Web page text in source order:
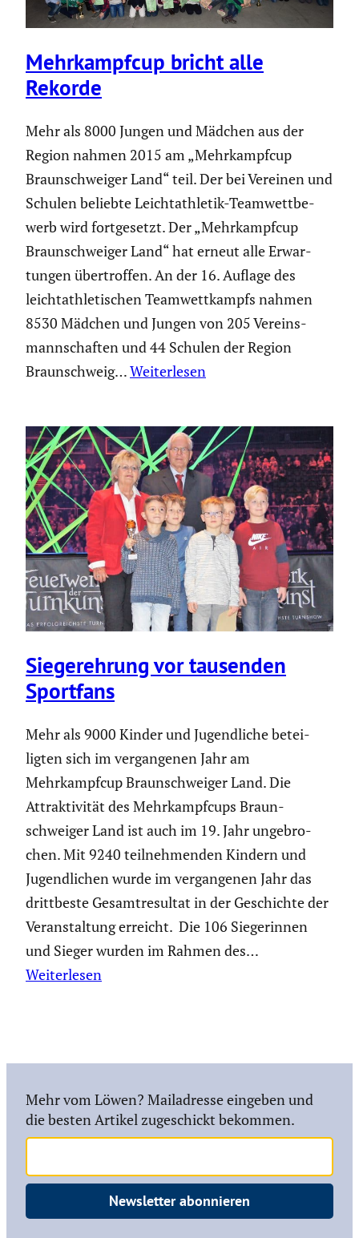
Mehrkampfcup bricht alle
Rekorde
Mehr als 8000 Jungen und Mädchen aus der
Region nahmen 2015 am „Mehrkampfcup
Braun­schweiger Land“ teil. Der bei Vereinen und
Schulen beliebte Leicht­ath­letik-Teamwett­be­
werb wird fortge­setzt. Der „Mehrkampfcup
Braun­schweiger Land“ hat erneut alle Erwar­
tungen übertroffen. An der 16. Auflage des
leicht­ath­le­ti­schen Teamwett­kampfs nahmen
8530 Mädchen und Jungen von 205 Vereins­
mann­schaften und 44 Schulen der Region
Braun­schweig…Weiterlesen
Sieger­eh­rung vor tausenden
Sportfans
Mehr als 9000 Kinder und Jugend­liche betei­
ligten sich im vergan­genen Jahr am
Mehrkampfcup Braun­schweiger Land. Die
Attrak­ti­vität des Mehrkampf­cups Braun­
schweiger Land ist auch im 19. Jahr ungebro­
chen. Mit 9240 teilneh­menden Kindern und
Jugend­li­chen wurde im vergan­genen Jahr das
dritt­beste Gesamt­re­sultat in der Geschichte der
Veran­stal­tung erreicht. Die 106 Siege­rinnen
und Sieger wurden im Rahmen des…
Weiterlesen
Mehr vom Löwen? Mailadresse eingeben und
die besten Artikel zugeschickt bekommen.
Newsletter abonnieren